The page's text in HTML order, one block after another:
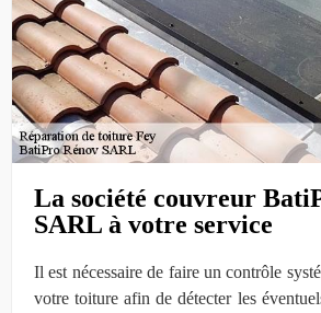
La société couvreur
SARL à votre service
Il est nécessaire de faire un contrôle
votre toiture afin de détecter les